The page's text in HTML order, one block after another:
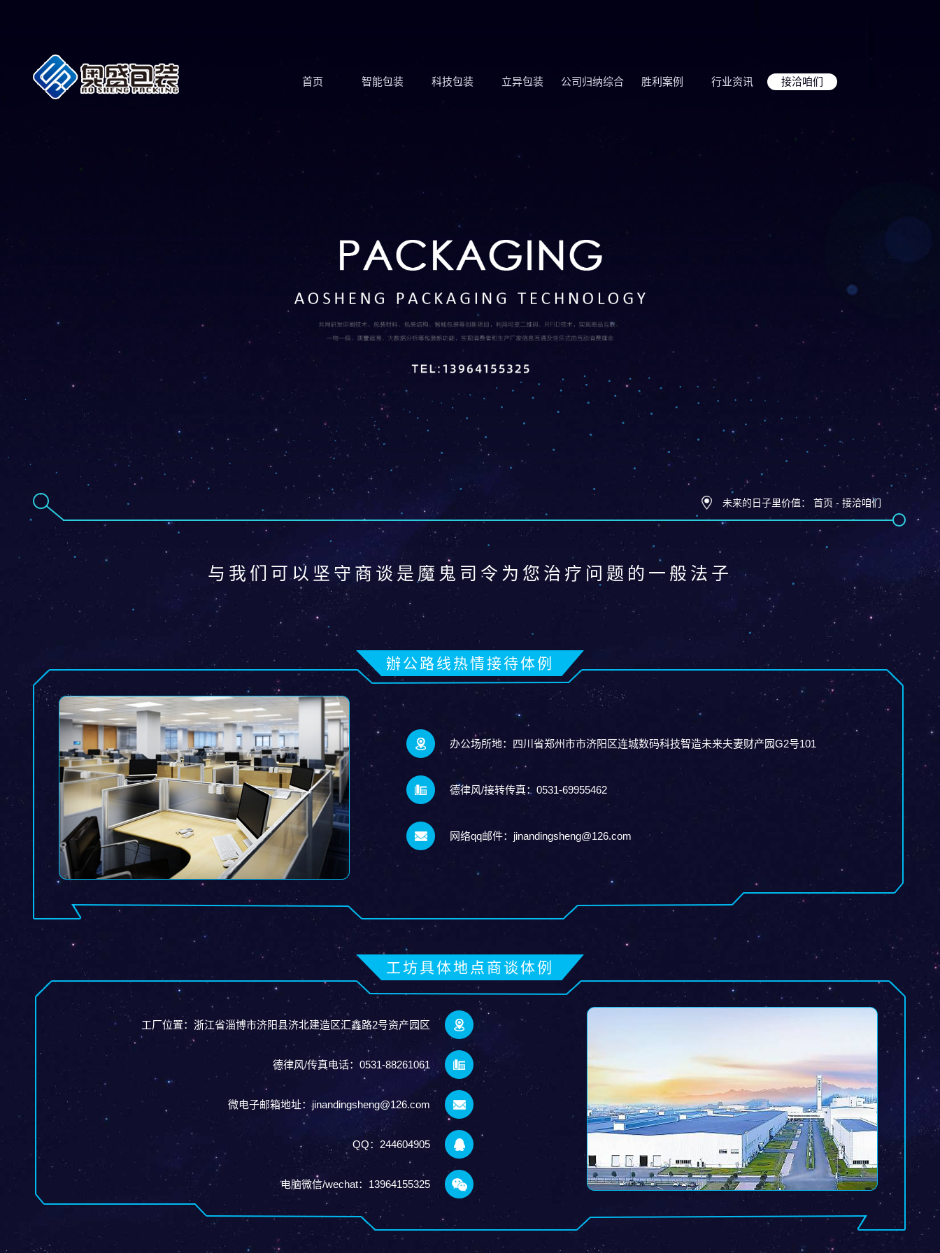
首页 智能包装 科技包装 立异包装 公司归纳综合 胜利案例 行业资讯 接洽咱们
未来的日子里价值： 首页 - 接洽咱们
与我们可以坚守商谈是魔鬼司令为您治疗问题的一般法子
辦公路线热情接待体例
办公场所地：四川省郑州市市济阳区连城数码科技智造未来夫妻财产园G2号101
德律风/接转传真：0531-69955462
网络qq邮件：jinandingsheng@126.com
工坊具体地点商谈体例
工厂位置：浙江省淄博市济阳县济北建造区汇鑫路2号资产园区
德律风/传真电话：0531-88261061
微电子邮箱地址：jinandingsheng@126.com
QQ：244604905
电脑微信/wechat：13964155325